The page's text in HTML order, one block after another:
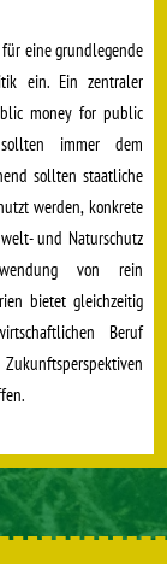
eine grundlegende
ein. Ein zentraler
money for public
immer dem
sollten staatliche
werden, konkrete
und Naturschutz
von rein
bietet gleichzeitig
Beruf